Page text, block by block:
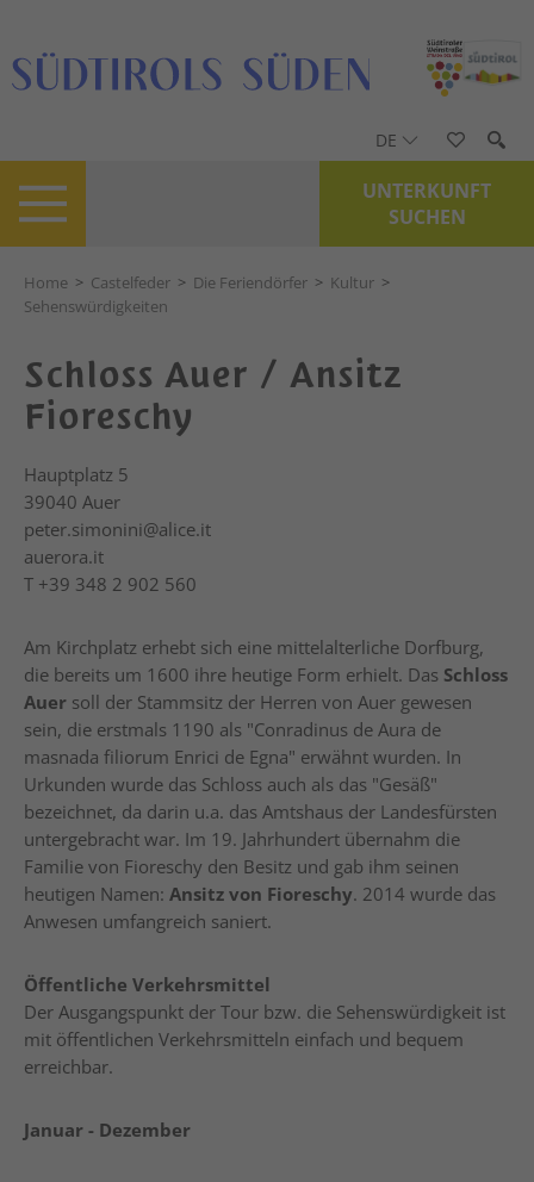
DE
UNTERKUNFT
SUCHEN
Home > Castelfeder > Die Feriendörfer > Kultur >
Sehenswürdigkeiten
Schloss Auer / Ansitz
Fioreschy
Hauptplatz 5
39040 Auer
peter.simonini@alice.it
auerora.it
T +39 348 2 902 560
Am Kirchplatz erhebt sich eine mittelalterliche Dorfburg,
die bereits um 1600 ihre heutige Form erhielt. Das Schloss
Auer soll der Stammsitz der Herren von Auer gewesen
sein, die erstmals 1190 als "Conradinus de Aura de
masnada filiorum Enrici de Egna" erwähnt wurden. In
Urkunden wurde das Schloss auch als das "Gesäß"
bezeichnet, da darin u.a. das Amtshaus der Landesfürsten
untergebracht war. Im 19. Jahrhundert übernahm die
Familie von Fioreschy den Besitz und gab ihm seinen
heutigen Namen: Ansitz von Fioreschy. 2014 wurde das
Anwesen umfangreich saniert.
Öffentliche Verkehrsmittel
Der Ausgangspunkt der Tour bzw. die Sehenswürdigkeit ist
mit öffentlichen Verkehrsmitteln einfach und bequem
erreichbar.
Januar - Dezember